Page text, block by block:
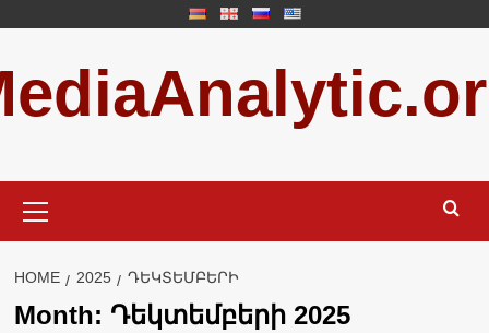
content
Menu
HOME 2025 ԴԵԿՏԵՄԲԵՐԻ
Month: Դեկտեմբերի 2025